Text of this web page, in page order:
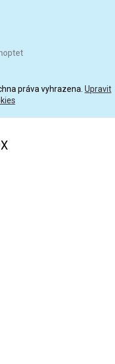
práva vyhrazena. Upravit